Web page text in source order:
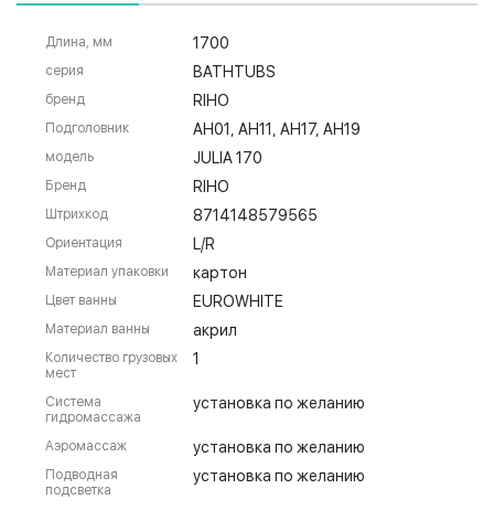
Длина, мм 1700
серия BATHTUBS
бренд RIHO
Подголовник AH01, AH11, AH17, AH19
модель JULIA 170
Бренд RIHO
Штрихкод 8714148579565
Ориентация L/R
Материал упаковки картон
Цвет ванны EUROWHITE
Материал ванны акрил
Количество грузовых
мест
1
Система
гидромассажа
установка по желанию
Аэромассаж установка по желанию
Подводная
подсветка
установка по желанию